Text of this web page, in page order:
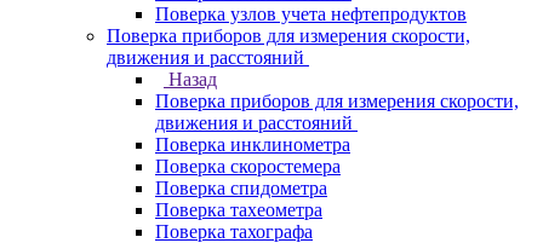
Поверка узлов учета нефтепродуктов
Поверка приборов для измерения скорости,
движения и расстояний
Назад
Поверка приборов для измерения скорости,
движения и расстояний
Поверка инклинометра
Поверка скоростемера
Поверка спидометра
Поверка тахеометра
Поверка тахографа